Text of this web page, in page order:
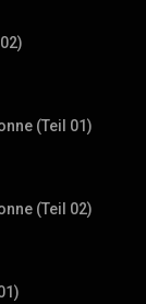
(Teil 01)
(Teil 02)